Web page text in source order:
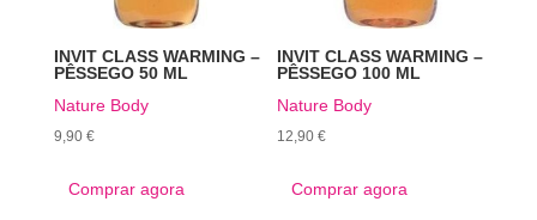
INVIT CLASS WARMING –
PÊSSEGO 50 ML
Nature Body
9,90 €
Comprar agora
INVIT CLASS WARMING –
PÊSSEGO 100 ML
Nature Body
12,90€
Comprar agora